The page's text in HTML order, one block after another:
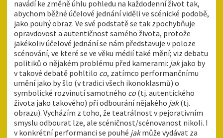
navádí ke změně úhlu pohledu na každodenní život tak,
abychom běžné účelové jednání viděli ve scénické podobě,
jako pouhý obraz. Ve své podstatě se tak zpochybňuje
opravdovost a autentičnost samého života, protože
jakékoliv účelové jednání se nám představuje v poloze
scénování, ve které se ve věku médií také mění; viz debatu
politiků o nějakém problému před kamerami: jakjako by
v takové debatě pohltilo co, zatímco performančnímu
umění jako by šlo (v tradici všech ikonoklasmů) o
symbolické rozvinutí samotného co (tj. autentického
života jako takového) při odbourání nějakého jak(tj.
obrazu). Vycházím z toho, že teatrálnost v pejorativním
smyslu odbourat lze, ale scéničnost/scénovanost nikoli. I
v konkrétní performanci se pouhé jakmůže vydávat za